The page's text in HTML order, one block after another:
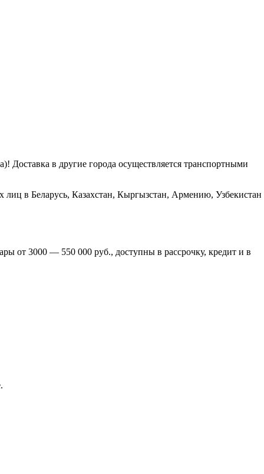
Доставка в другие города осуществляется транспортными
лиц в Беларусь, Казахстан, Кыргызстан, Армению, Узбекистан
от 3000 — 550 000 руб., доступны в рассрочку, кредит и в